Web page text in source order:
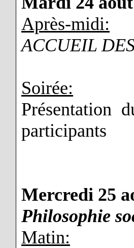
Après-midi:
ACCUEIL
Soirée:
Présentation
participants
Mercredi 25
Philosophie
Matin: